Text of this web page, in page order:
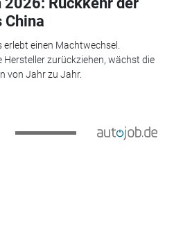
China
erlebt einen Machtwechsel.
Hersteller zurückziehen, wächst die
von Jahr zu Jahr.